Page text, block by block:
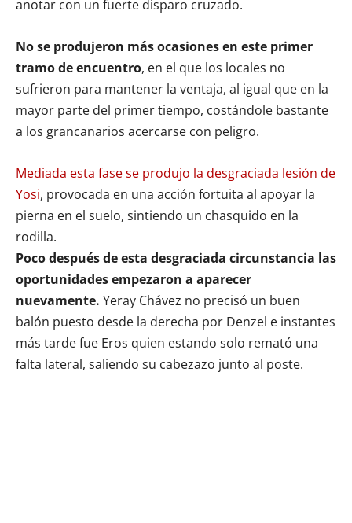
anotar con un fuerte disparo cruzado.
No se produjeron más ocasiones en este primer
tramo de encuentro, en el que los locales no
sufrieron para mantener la ventaja, al igual que en la
mayor parte del primer tiempo, costándole bastante
a los grancanarios acercarse con peligro.
Mediada esta fase se produjo la desgraciada lesión de
Yosi, provocada en una acción fortuita al apoyar la
pierna en el suelo, sintiendo un chasquido en la
rodilla.
Poco después de esta desgraciada circunstancia las
oportunidades empezaron a aparecer
nuevamente. Yeray Chávez no precisó un buen
balón puesto desde la derecha por Denzel e instantes
más tarde fue Eros quien estando solo remató una
falta lateral, saliendo su cabezazo junto al poste.